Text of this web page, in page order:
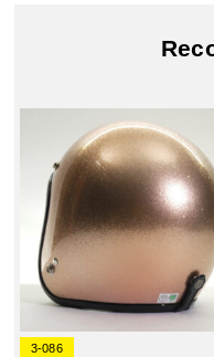
3-086